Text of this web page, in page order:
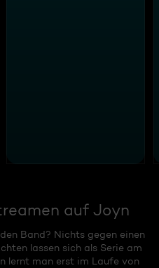
auf Joyn
Band? Nichts gegen einen
lassen sich als Serie am
lernt man erst im Laufe von